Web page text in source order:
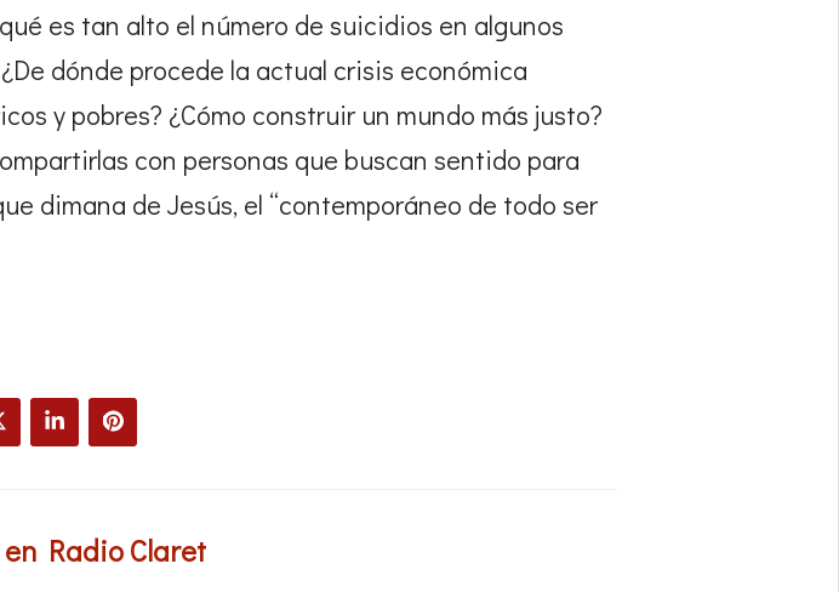
es tan alto el número de suicidios en algunos
dónde procede la actual crisis económica
y pobres? ¿Cómo construir un mundo más justo?
con personas que buscan sentido para
dimana de Jesús, el “contemporáneo de todo ser
en Radio Claret